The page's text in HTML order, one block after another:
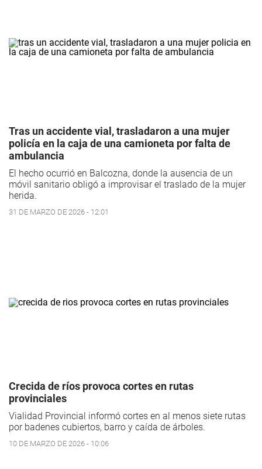
Tras un accidente vial, trasladaron a una mujer
policía en la caja de una camioneta por falta de
ambulancia
El hecho ocurrió en Balcozna, donde la ausencia de un
móvil sanitario obligó a improvisar el traslado de la mujer
herida.
31 DE MARZO DE 2026 - 12:01
Crecida de ríos provoca cortes en rutas
provinciales
Vialidad Provincial informó cortes en al menos siete rutas
por badenes cubiertos, barro y caída de árboles.
10 DE MARZO DE 2026 - 10:06